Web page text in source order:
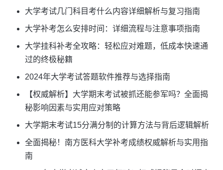
大学考试几门科目考什么内容详细解析与复习指南
大学补考怎么安排时间：详细流程与注意事项指南
大学挂科补考全攻略：轻松应对难题，低成本快速通
过的终极秘籍
2024年大学考试答题软件推荐与选择指南
【权威解析】大学期末考试被抓还能参军吗？全面揭
秘影响因素与实用应对策略
大学期末考试15分满分制的计算方法与背后逻辑解析
全面揭秘！南方医科大学补考成绩权威解析与实用指
南